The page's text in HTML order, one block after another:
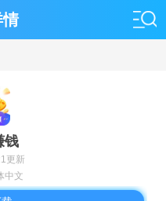
情
钱
更新
中文